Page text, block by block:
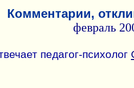
Комментарии,
февраль
педагог-психолог